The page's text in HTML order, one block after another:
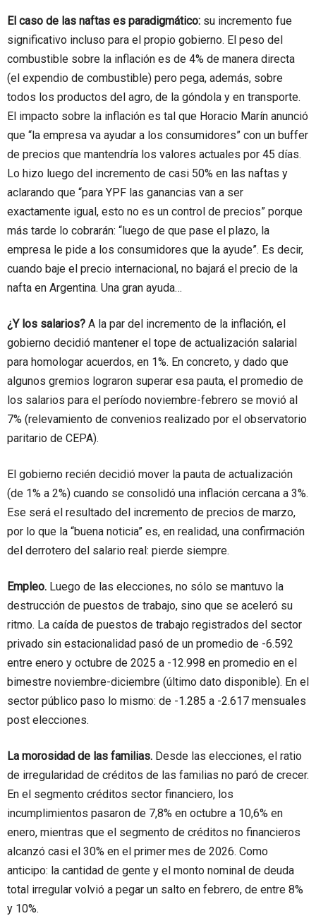
El caso de las naftas es paradigmático: su incremento fue
significativo incluso para el propio gobierno. El peso del
combustible sobre la inflación es de 4% de manera directa
(el expendio de combustible) pero pega, además, sobre
todos los productos del agro, de la góndola y en transporte.
El impacto sobre la inflación es tal que Horacio Marín anunció
que “la empresa va ayudar a los consumidores” con un buffer
de precios que mantendría los valores actuales por 45 días.
Lo hizo luego del incremento de casi 50% en las naftas y
aclarando que “para YPF las ganancias van a ser
exactamente igual, esto no es un control de precios” porque
más tarde lo cobrarán: “luego de que pase el plazo, la
empresa le pide a los consumidores que la ayude”. Es decir,
cuando baje el precio internacional, no bajará el precio de la
nafta en Argentina. Una gran ayuda…
¿Y los salarios? A la par del incremento de la inflación, el
gobierno decidió mantener el tope de actualización salarial
para homologar acuerdos, en 1%. En concreto, y dado que
algunos gremios lograron superar esa pauta, el promedio de
los salarios para el período noviembre-febrero se movió al
7% (relevamiento de convenios realizado por el observatorio
paritario de CEPA).
El gobierno recién decidió mover la pauta de actualización
(de 1% a 2%) cuando se consolidó una inflación cercana a 3%.
Ese será el resultado del incremento de precios de marzo,
por lo que la “buena noticia” es, en realidad, una confirmación
del derrotero del salario real: pierde siempre.
Empleo. Luego de las elecciones, no sólo se mantuvo la
destrucción de puestos de trabajo, sino que se aceleró su
ritmo. La caída de puestos de trabajo registrados del sector
privado sin estacionalidad pasó de un promedio de -6.592
entre enero y octubre de 2025 a -12.998 en promedio en el
bimestre noviembre-diciembre (último dato disponible). En el
sector público paso lo mismo: de -1.285 a -2.617 mensuales
post elecciones.
La morosidad de las familias. Desde las elecciones, el ratio
de irregularidad de créditos de las familias no paró de crecer.
En el segmento créditos sector financiero, los
incumplimientos pasaron de 7,8% en octubre a 10,6% en
enero, mientras que el segmento de créditos no financieros
alcanzó casi el 30% en el primer mes de 2026. Como
anticipo: la cantidad de gente y el monto nominal de deuda
total irregular volvió a pegar un salto en febrero, de entre 8%
y 10%.